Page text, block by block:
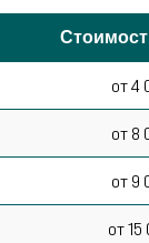
от 4
от 8
от 9
от 15